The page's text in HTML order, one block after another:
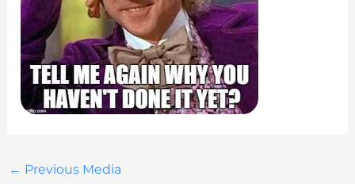
← Previous Media